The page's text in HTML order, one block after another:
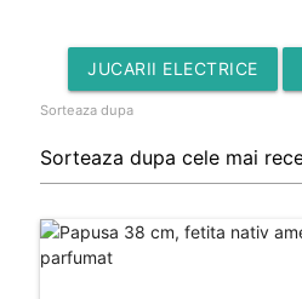
JUCARII ELECTRICE
Sorteaza dupa